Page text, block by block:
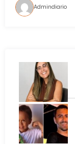
Admindiario